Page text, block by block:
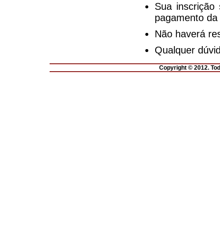
Sua inscrição
pagamento
Não haverá
Qualquer
Copyright © 2012.